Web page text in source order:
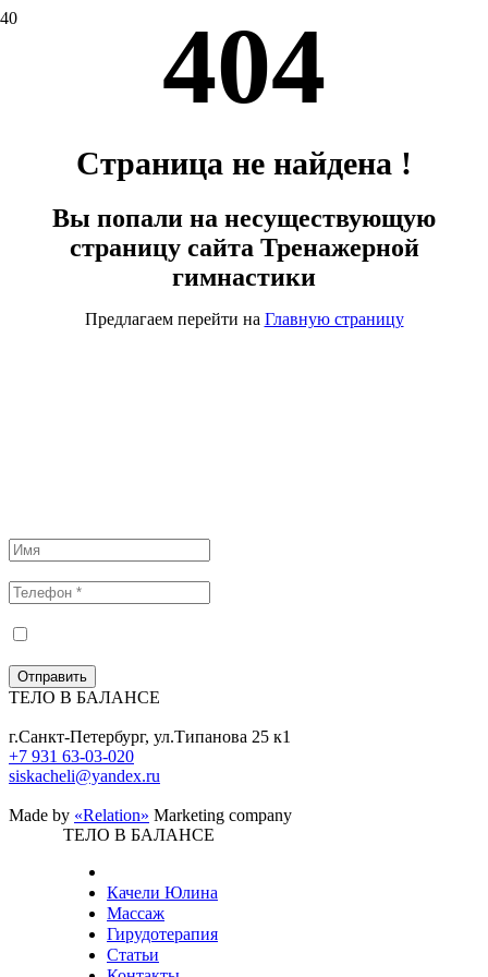
404
Страница не найдена !
Вы попали на несуществующую
страницу сайта Тренажерной
гимнастики
Предлагаем перейти на Главную страницу
Отправить
ТЕЛО В БАЛАНСЕ
г.Санкт-Петербург, ул.Типанова 25 к1
+7 931 63-03-020
siskacheli@yandex.ru
Made by «Relation» Marketing company
ТЕЛО В БАЛАНСЕ
Качели Юлина
Массаж
Гирудотерапия
Статьи